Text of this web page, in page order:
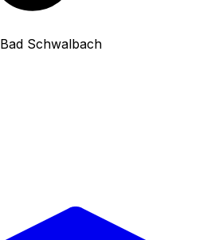
Bad Schwalbach